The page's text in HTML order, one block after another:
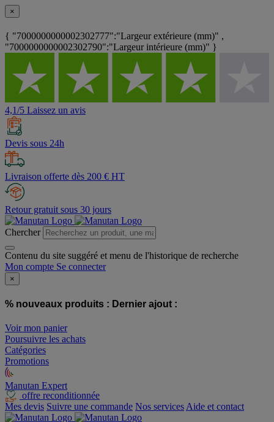
×
{ "7000000000002302777":"Largeur extérieure (mm)" ,
"7000000000002302790":"Largeur intérieure (mm)" }
4,1/5 Laissez un avis
Devis sous 24h
Livraison offerte dès 200 € HT
Retour gratuit sous 30 jours
Chercher
Contenu du site suggéré et menu de l'historique de recherche
Mon compte Se connecter
×
% nouveaux produits : Dernier ajout :
Voir mon panier
Poursuivre les achats
Catégories
Promotions
Manutan Expert
offre reconditionnée
Mes devis Suivre une commande Nos services Aide et contact